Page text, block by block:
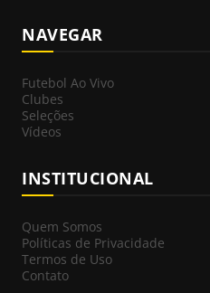
NAVEGAR
Futebol Ao Vivo
Clubes
Seleções
Vídeos
INSTITUCIONAL
Quem Somos
Políticas de Privacidade
Termos de Uso
Contato